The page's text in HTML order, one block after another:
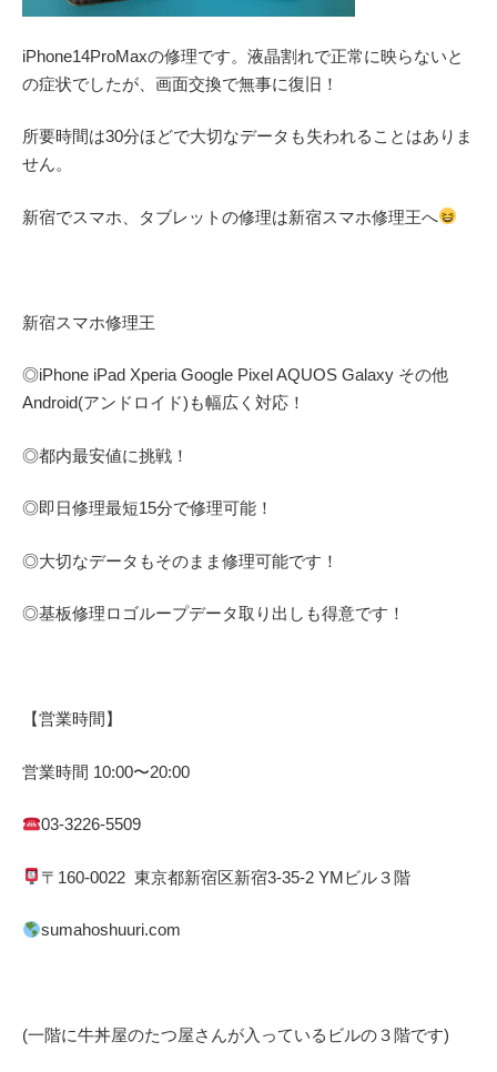
iPhone14ProMaxの修理です。液晶割れで正常に映らないと
の症状でしたが、画面交換で無事に復旧！
所要時間は30分ほどで大切なデータも失われることはありま
せん。
新宿でスマホ、タブレットの修理は新宿スマホ修理王へ
新宿スマホ修理王
◎iPhone iPad Xperia Google Pixel AQUOS Galaxy その他
Android(アンドロイド) も幅広く対応！
◎都内最安値に挑戦！
◎即日修理最短15分で修理可能！
◎大切なデータもそのまま修理可能です！
◎基板修理ロゴループデータ取り出しも得意です！
【営業時間】
営業時間 10:00〜20:00
03-3226-5509
〒 160-0022 東京都新宿区新宿3-35-2 YMビル３階
sumahoshuuri.com
(一階に牛丼屋のたつ屋さんが入っているビルの３階です)